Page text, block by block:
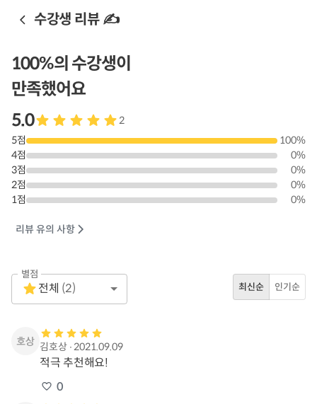
수강생 리뷰 ✍️
100%의 수강생이
만족했어요
5.0
2
5점 100%
4점 0%
3점 0%
2점 0%
1점 0%
리뷰 유의 사항
별점
1 Star
Empty
전체 (2) 최신순 인기순
김호상∙2021.09.09
적극 추천해요!
0